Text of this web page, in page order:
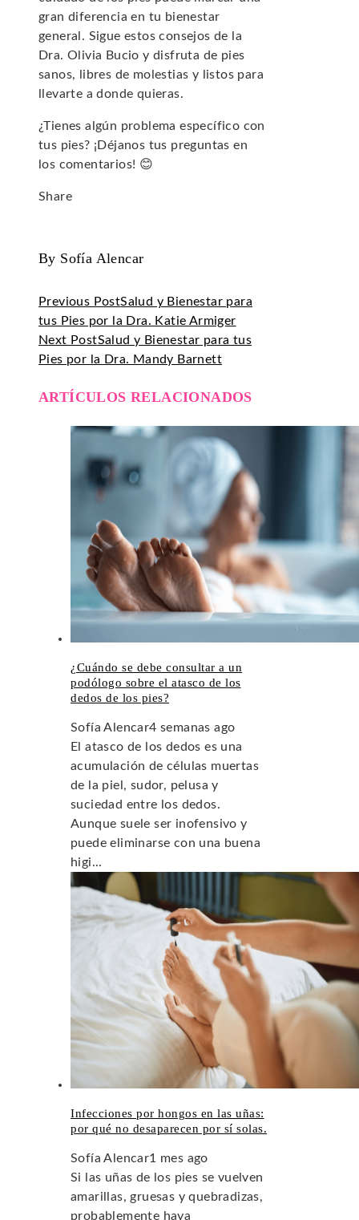
gran diferencia en tu bienestar
general. Sigue estos consejos de la
Dra. Olivia Bucio y disfruta de pies
sanos, libres de molestias y listos para
llevarte a donde quieras.
¿Tienes algún problema específico con
tus pies? ¡Déjanos tus preguntas en
los comentarios! 😊
Share
By Sofía Alencar
Previous PostSalud y Bienestar para
tus Pies por la Dra. Katie Armiger
Next PostSalud y Bienestar para tus
Pies por la Dra. Mandy Barnett
ARTÍCULOS RELACIONADOS
¿Cuándo se debe consultar a un
podólogo sobre el atasco de los
dedos de los pies?
Sofía Alencar4 semanas ago
El atasco de los dedos es una
acumulación de células muertas
de la piel, sudor, pelusa y
suciedad entre los dedos.
Aunque suele ser inofensivo y
puede eliminarse con una buena
higi...
Infecciones por hongos en las uñas:
por qué no desaparecen por sí solas.
Sofía Alencar1 mes ago
Si las uñas de los pies se vuelven
amarillas, gruesas y quebradizas,
probablemente haya